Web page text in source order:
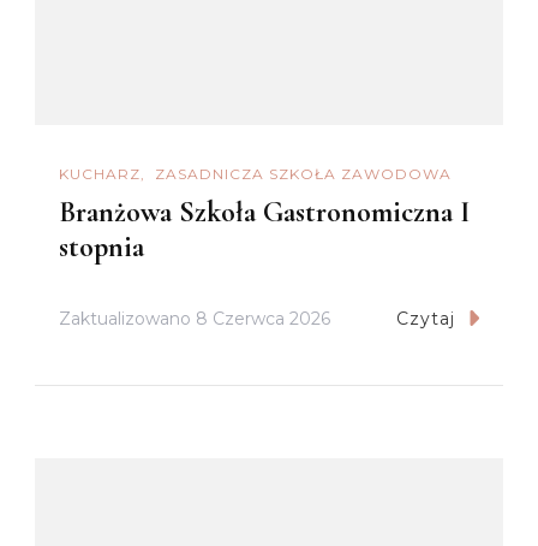
KUCHARZ ZASADNICZA SZKOŁA ZAWODOWA
Branżowa Szkoła Gastronomiczna I
stopnia
Zaktualizowano 8 Czerwca 2026 Czytaj